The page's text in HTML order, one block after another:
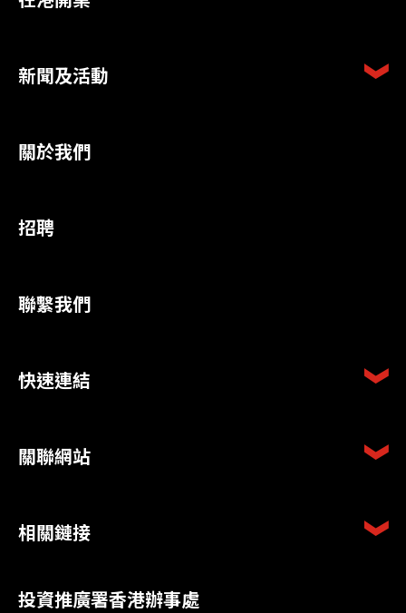
新聞及活動
關於我們
招聘
聯繫我們
快速連結
關聯網站
相關鏈接
投資推廣署香港辦事處